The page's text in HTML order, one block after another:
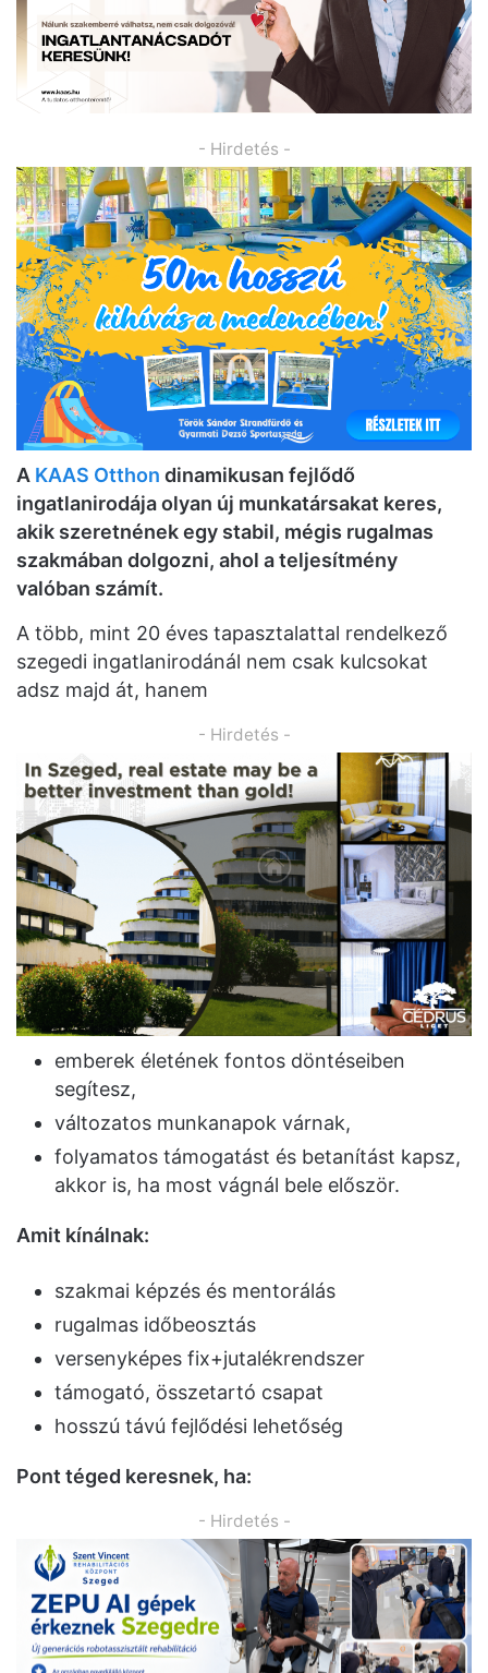
- Hirdetés -
A KAAS Otthon dinamikusan fejlődő
ingatlanirodája olyan új munkatársakat keres,
akik szeretnének egy stabil, mégis rugalmas
szakmában dolgozni, ahol a teljesítmény
valóban számít.
A több, mint 20 éves tapasztalattal rendelkező
szegedi ingatlanirodánál nem csak kulcsokat
adsz majd át, hanem
- Hirdetés -
emberek életének fontos döntéseiben
segítesz,
változatos munkanapok várnak,
folyamatos támogatást és betanítást kapsz,
akkor is, ha most vágnál bele először.
Amit kínálnak:
szakmai képzés és mentorálás
rugalmas időbeosztás
versenyképes fix+jutalékrendszer
támogató, összetartó csapat
hosszú távú fejlődési lehetőség
Pont téged keresnek, ha:
- Hirdetés -